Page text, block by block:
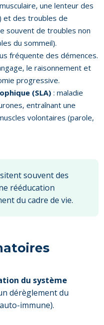
une lenteur des
et des troubles de
souvent de troubles non
du sommeil).
fréquente des démences.
le raisonnement et
progressive.
(SLA) : maladie
entraînant une
volontaires (parole,
souvent des
rééducation
du cadre de vie.
du système
dérèglement du
immune).